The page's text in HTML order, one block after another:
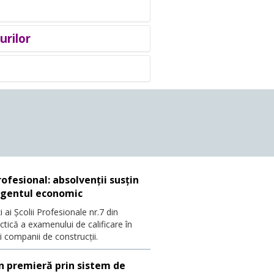
Drumurilor
absolvenții susțin
economic
ai Școlii Profesionale nr.7 din
a examenului de calificare în
companii de construcții.
premieră prin sistem de